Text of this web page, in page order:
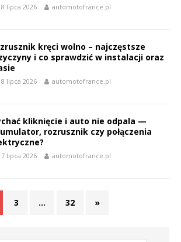
lipca 2026 automotofrance.pl
kręci wolno – najczęstsze
i co sprawdzić w instalacji oraz
lipca 2026 automotofrance.pl
kliknięcie i auto nie odpala —
rozrusznik czy połączenia
lipca 2026 automotofrance.pl
3 … 32 »